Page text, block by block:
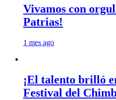
Vivamos con
Patrias!
1 mes ago
¡El talento brilló
Festival del